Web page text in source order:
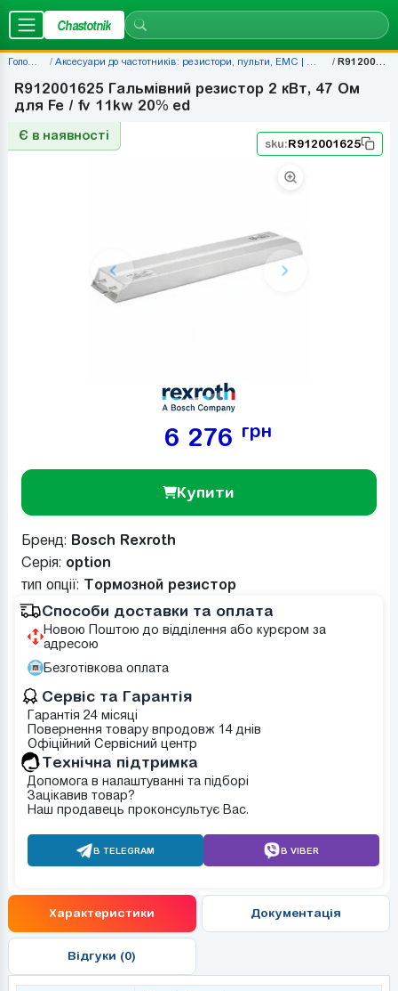
Chastotnik
Головна Аксесуари до частотників: резистори, пульти, EMC | Chastotnik.ua R912001625
R912001625 Гальмівний резистор 2 кВт, 47 Ом
для Fe / fv 11kw 20% ed
Є в наявності
sku:R912001625
6 276 грн
Купити
Бренд: Bosch Rexroth
Серія: option
тип опції: Тормозной резистор
Способи доставки та оплата
Новою Поштою до відділення або курєром за
адресою
Безготівкова оплата
Сервіс та Гарантія
Гарантія 24 місяці
Повернення товару впродовж 14 днів
Офіційний Сервісний центр
Tехнічна підтримка
Допомога в налаштуванні та підборі
Зацікавив товар?
Наш продавець проконсультує Вас.
В TELEGRAM В VIBER
Характеристики Документація
Відгуки (0)